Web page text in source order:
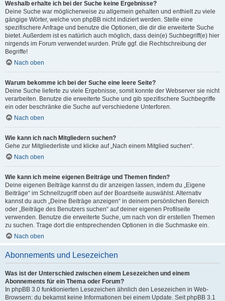
Weshalb erhalte ich bei der Suche keine Ergebnisse?
Deine Suche war möglicherweise zu allgemein gehalten und enthielt zu viele
gängige Wörter, welche von phpBB nicht indiziert werden. Stelle eine
spezifischere Anfrage und benutze die Optionen, die dir die erweiterte Suche
bietet. Außerdem ist es natürlich auch möglich, dass dein(e) Suchbegriff(e) hier
nirgends im Forum verwendet wurden. Prüfe ggf. die Rechtschreibung der
Begriffe!
Nach oben
Warum bekomme ich bei der Suche eine leere Seite?
Deine Suche lieferte zu viele Ergebnisse, somit konnte der Webserver sie nicht
verarbeiten. Benutze die erweiterte Suche und gib spezifischere Suchbegriffe
ein oder beschränke die Suche auf verschiedene Unterforen.
Nach oben
Wie kann ich nach Mitgliedern suchen?
Gehe zur Mitgliederliste und klicke auf „Nach einem Mitglied suchen“.
Nach oben
Wie kann ich meine eigenen Beiträge und Themen finden?
Deine eigenen Beiträge kannst du dir anzeigen lassen, indem du „Eigene
Beiträge“ im Schnellzugriff oben auf der Boardseite auswählst. Alternativ
kannst du auch „Deine Beiträge anzeigen“ in deinem persönlichen Bereich
oder „Beiträge des Benutzers suchen“ auf deiner eigenen Profilseite
verwenden. Benutze die erweiterte Suche, um nach von dir erstellen Themen
zu suchen. Trage dort die entsprechenden Optionen in die Suchmaske ein.
Nach oben
Abonnements und Lesezeichen
Was ist der Unterschied zwischen einem Lesezeichen und einem
Abonnements für ein Thema oder Forum?
In phpBB 3.0 funktionierten Lesezeichen ähnlich den Lesezeichen in Web-
Browsern: du bekamst keine Informationen bei einem Update. Seit phpBB 3.1